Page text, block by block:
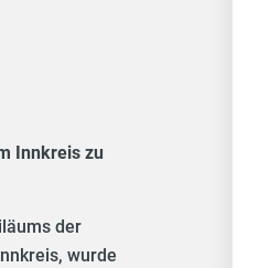
Innkreis zu
der
wurde